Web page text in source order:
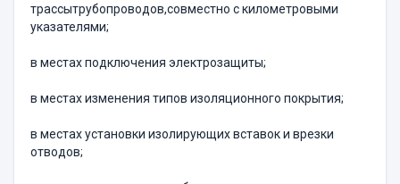
трассытрубопроводов,совместно с километровыми
указателями;
в местах подключения электрозащиты;
в местах изменения типов изоляционного покрытия;
в местах установки изолирующих вставок и врезки
отводов;